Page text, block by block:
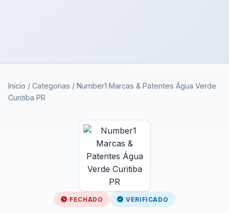
Início / Categorias / Number1 Marcas & Patentes Água Verde
Curitiba PR
FECHADO VERIFICADO